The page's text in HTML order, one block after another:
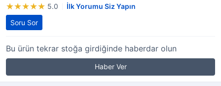
5.0
İlk Yorumu Siz Yapın
Soru Sor
Bu ürün tekrar stoğa girdiğinde haberdar olun
Haber Ver